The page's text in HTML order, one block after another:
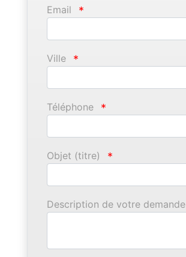
Email *
Ville *
Téléphone *
Objet (titre) *
Description de votre demande